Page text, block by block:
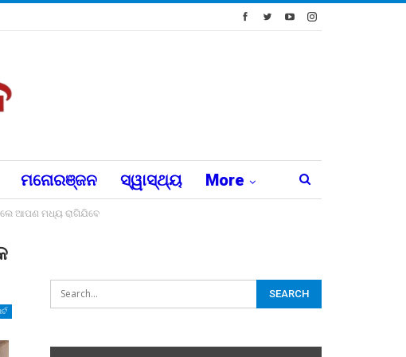
ମନୋରଞ୍ଜନ ସ୍ୱାସ୍ଥ୍ୟ More
ଆପଣ ମଧ୍ୟ ରାଗିଯିବେ